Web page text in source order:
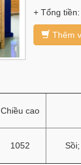
+ Tổng tiền:
Thêm
Chiều cao
1052